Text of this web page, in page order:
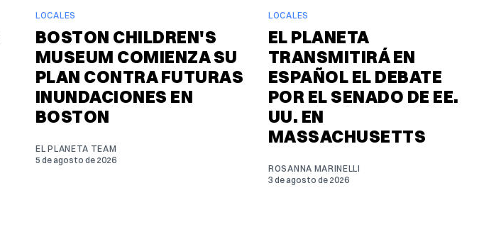
LOCALES
BOSTON CHILDREN'S
MUSEUM COMIENZA SU
PLAN CONTRA FUTURAS
INUNDACIONES EN
BOSTON
EL PLANETA TEAM
5 de agosto de 2026
LOCALES
EL PLANETA
TRANSMITIRÁ EN
ESPAÑOL EL DEBATE
POR EL SENADO DE EE.
UU. EN
MASSACHUSETTS
ROSANNA MARINELLI
3 de agosto de 2026